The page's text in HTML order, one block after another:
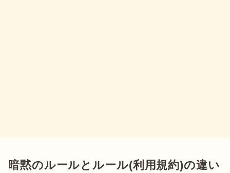
暗黙のルールとルール(利用規約)の違い